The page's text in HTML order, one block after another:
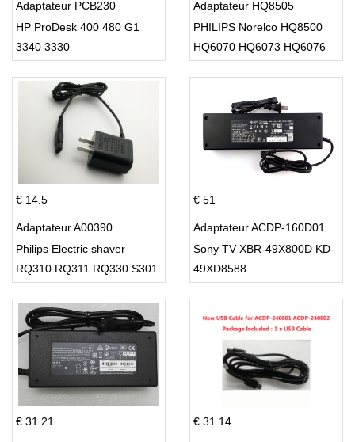
Adaptateur PCB230
HP ProDesk 400 480 G1
3340 3330
Adaptateur HQ8505
PHILIPS Norelco HQ8500
HQ6070 HQ6073 HQ6076
€ 14.5
Adaptateur A00390
Philips Electric shaver
RQ310 RQ311 RQ330 S301
€ 51
Adaptateur ACDP-160D01
Sony TV XBR-49X800D KD-
49XD8588
€ 31.21 € 31.14